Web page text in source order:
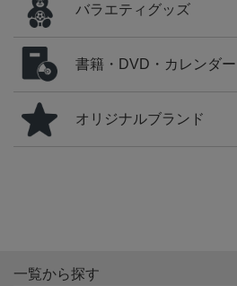
バラエティグッズ
書籍・DVD・カレンダー
オリジナルブランド
一覧から探す